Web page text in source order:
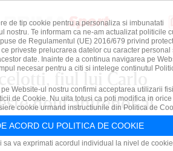
fiul lui Carlo
noul antrenor al
Lille
de tip cookie pentru a personaliza si imbunatati
nostru. Te informam ca ne-am actualizat politicile
de Regulamentul (UE) 2016/679 privind
priveste prelucrarea datelor cu caracter personal
date. Inainte de a continua navigarea pe
necesar pentru a citi si intelege continutul
Website-ul nostru confirmi acceptarea utilizarii
de Cookie. Nu uita totusi ca poti modifica in orice
cookie urmand instructiunile din Politica de
ACORD CU POLITICA DE COOKIE
sa va exprimati acordul individual la nivel de